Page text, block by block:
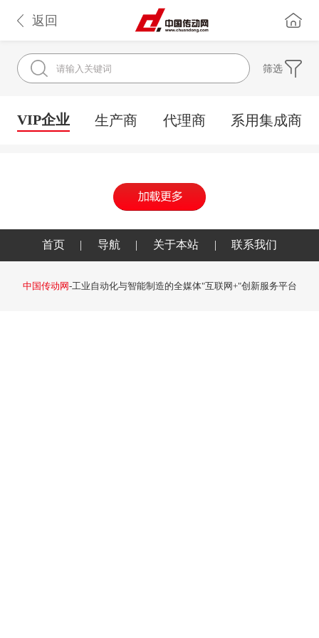
返回
筛选
VIP企业 生产商 代理商 系用集成商
首页 | 导航 | 关于本站 | 联系我们
中国传动网-工业自动化与智能制造的全媒体"互联网+"创新服务平台